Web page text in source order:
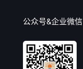
公众号&企业微信